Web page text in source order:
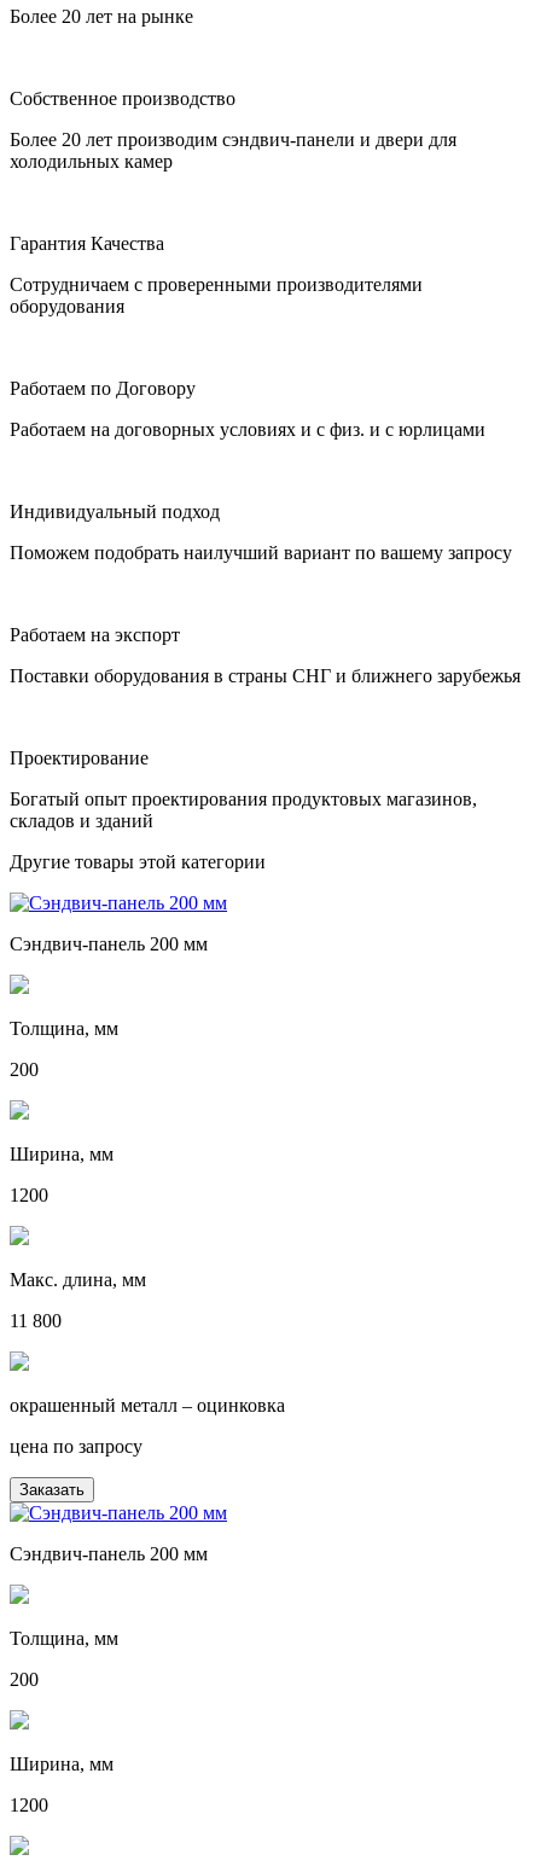
Более 20 лет на рынке
Собственное производство
Более 20 лет производим сэндвич-панели и двери для
холодильных камер
Гарантия Качества
Сотрудничаем с проверенными производителями
оборудования
Работаем по Договору
Работаем на договорных условиях и с физ. и с юрлицами
Индивидуальный подход
Поможем подобрать наилучший вариант по вашему запросу
Работаем на экспорт
Поставки оборудования в страны СНГ и ближнего зарубежья
Проектирование
Богатый опыт проектирования продуктовых магазинов,
складов и зданий
Другие товары этой категории
Сэндвич-панель 200 мм
Толщина, мм
200
Ширина, мм
1200
Макс. длина, мм
11 800
окрашенный металл – оцинковка
цена по запросу
Заказать
Сэндвич-панель 200 мм
Толщина, мм
200
Ширина, мм
1200